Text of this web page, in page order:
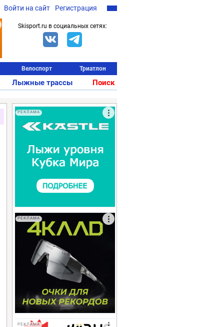
Войти на сайт Регистрация
Skisport.ru в социальных сетях:
Велоспорт Триатлон
Лыжные трассы Поиск
РЕКЛАМА
РЕКЛАМА
РЕКЛАМА